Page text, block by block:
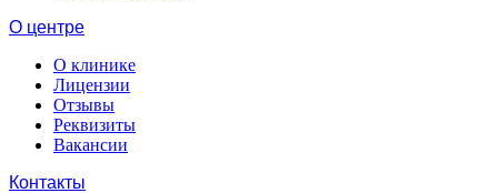
О центре
О клинике
Лицензии
Отзывы
Реквизиты
Вакансии
Контакты